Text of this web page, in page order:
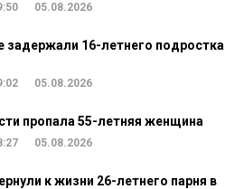
05.08.2026
задержали 16-летнего подростка
05.08.2026
пропала 55-летняя женщина
05.08.2026
к жизни 26-летнего парня в